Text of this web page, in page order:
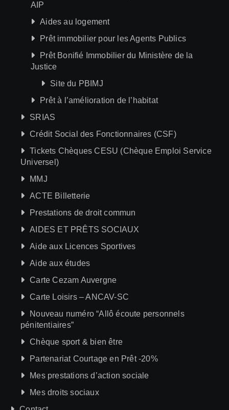
AIP
Aides au logement
Prêt immobilier pour les Agents Publics
Prêt Bonifié Immobilier du Ministère de la
Justice
Site du PBIMJ
Prêt à l’amélioration de l’habitat
SRIAS
Crédit Social des Fonctionnaires (CSF)
Tickets Chèques CESU (Chèque Emploi Service
Universel)
MMJ
ACTE Billetterie
Prestations de droit commun
AIDES ET PRÊTS SOCIAUX
Aide aux Licences Sportives
Aide aux études
Carte Cezam Auvergne
Carte Loisirs – ANCAV-SC
Nouveau numéro “Allô écoute personnels
pénitentiaires”
Chèque sport & bien être
Partenariat Courtage en Prêt -20%
Mes prestations d’action sociale
Mes droits sociaux